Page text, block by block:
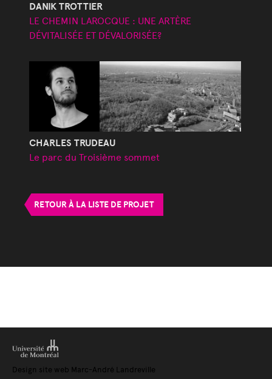
DANIK TROTTIER
LE CHEMIN LAROCQUE : UNE ARTÈRE
DÉVITALISÉE ET DÉVALORISÉE?
CHARLES TRUDEAU
Le parc du Troisième sommet
RETOUR À LA LISTE DE PROJET
Design site web Marc-André Landreville